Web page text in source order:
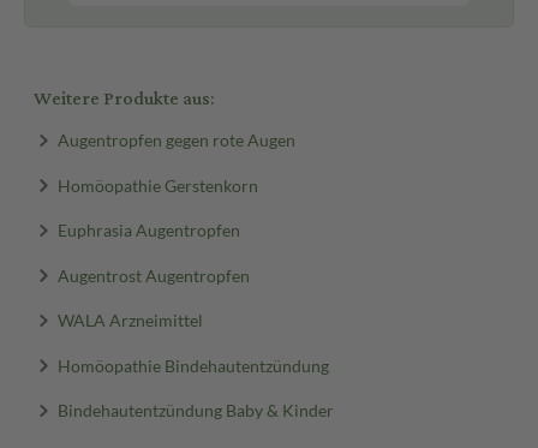
Weitere Produkte aus:
Augentropfen gegen rote Augen
Homöopathie Gerstenkorn
Euphrasia Augentropfen
Augentrost Augentropfen
WALA Arzneimittel
Homöopathie Bindehautentzündung
Bindehautentzündung Baby & Kinder